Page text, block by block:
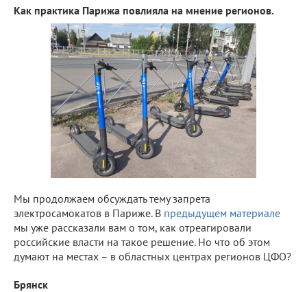
Как практика Парижа повлияла на мнение регионов.
Мы продолжаем обсуждать тему запрета
электросамокатов в Париже. В предыдущем материале
мы уже рассказали вам о том, как отреагировали
российские власти на такое решение. Но что об этом
думают на местах – в областных центрах регионов ЦФО?
Брянск